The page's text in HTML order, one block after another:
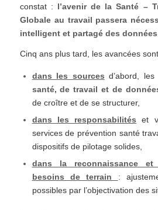
constat : l’avenir de la Santé –
Globale au travail passera
intelligent et partagé des données
Cinq ans plus tard, les avancées
dans les sources d’abord, les
santé, de travail et de
de croître et de se structurer,
dans les responsabilités et
services de prévention santé
dispositifs de pilotage solides,
dans la reconnaissance
besoins de terrain :
possibles par l’objectivation des